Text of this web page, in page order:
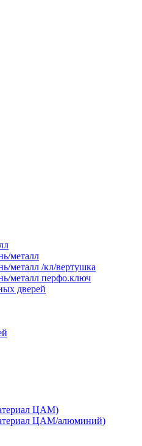
металл
металл /кл/вертушка
металл перфо.ключ
дверей
ЦАМ)
ЦАМ/алюминий)